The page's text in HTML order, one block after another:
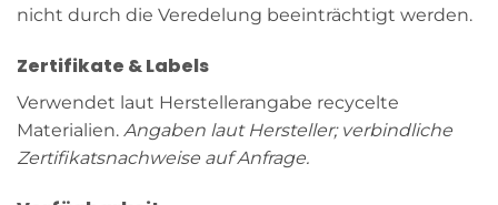
nicht durch die Veredelung beeinträchtigt werden.
Zertifikate & Labels
Verwendet laut Herstellerangabe recycelte
Materialien. Angaben laut Hersteller; verbindliche
Zertifikatsnachweise auf Anfrage.